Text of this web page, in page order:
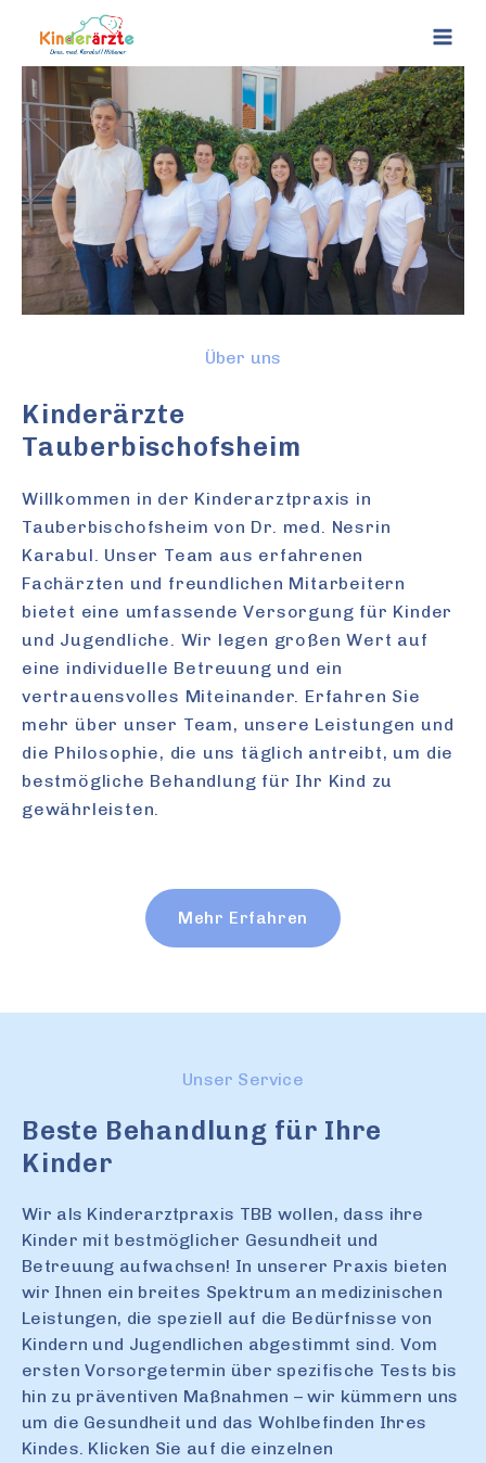
Über uns
Kinderärzte
TauberbischOfsheim
Willkommen in der Kinderarztpraxis in
Tauberbischofsheim von Dr. med. Nesrin
Karabul. Unser Team aus erfahrenen
Fachärzten und freundlichen Mitarbeitern
bietet eine umfassende Versorgung für Kinder
und Jugendliche. Wir legen großen Wert auf
eine individuelle Betreuung und ein
vertrauensvolles Miteinander. Erfahren Sie
mehr über unser Team, unsere Leistungen und
die Philosophie, die uns täglich antreibt, um die
bestmögliche Behandlung für Ihr Kind zu
gewährleisten.
Mehr Erfahren
Unser Service
Beste Behandlung für Ihre
Kinder
Wir als Kinderarztpraxis TBB wollen, dass ihre
Kinder mit bestmöglicher Gesundheit und
Betreuung aufwachsen! In unserer Praxis bieten
wir Ihnen ein breites Spektrum an medizinischen
Leistungen, die speziell auf die Bedürfnisse von
Kindern und Jugendlichen abgestimmt sind. Vom
ersten Vorsorgetermin über spezifische Tests bis
hin zu präventiven Maßnahmen – wir kümmern uns
um die Gesundheit und das Wohlbefinden Ihres
Kindes. Klicken Sie auf die einzelnen